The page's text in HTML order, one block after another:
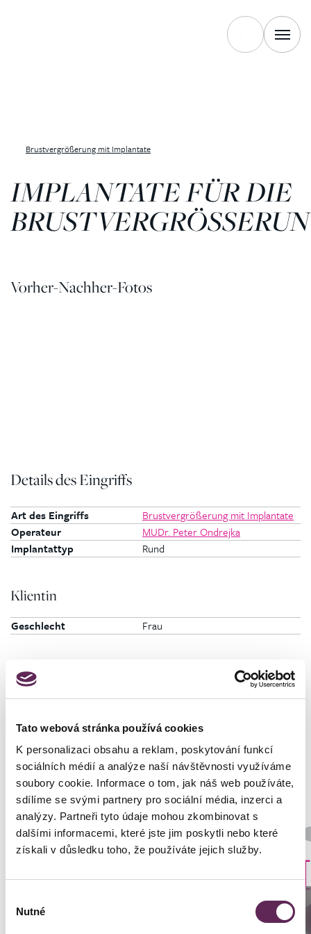
Tato webová stránka používá cookies
K personalizaci obsahu a reklam, poskytování funkcí
sociálních médií a analýze naší návštěvnosti využíváme
soubory cookie. Informace o tom, jak náš web používáte,
sdílíme se svými partnery pro sociální média, inzerci a
analýzy. Partneři tyto údaje mohou zkombinovat s
dalšími informacemi, které jste jim poskytli nebo které
získali v důsledku toho, že používáte jejich služby.
souhlasu
Nutné
Brustvergrößerung mit Implantate
IMPLANTATE FÜR DIE
Vorher-Nachher-Fotos
Details des Eingriffs
Art des Eingriffs
Brustvergrößerung mit Implantate
Operateur
MUDr. Peter Ondrejka
Implantattyp
Rund
Klientin
Geschlecht Frau
Fotos vorher und nachher
Der behandelnde Arzt
Prim. MUDr. Pavel Horyna
Rund
DETAILS DER VERWANDLUNG